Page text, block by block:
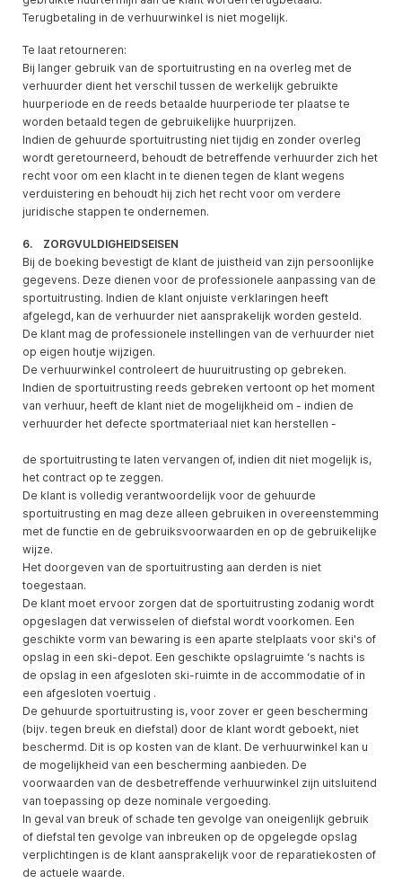
Terugbetaling in de verhuurwinkel is niet mogelijk.
Te laat retourneren:
Bij langer gebruik van de sportuitrusting en na overleg met de
verhuurder dient het verschil tussen de werkelijk gebruikte
huurperiode en de reeds betaalde huurperiode ter plaatse te
worden betaald tegen de gebruikelijke huurprijzen.
Indien de gehuurde sportuitrusting niet tijdig en zonder overleg
wordt geretourneerd, behoudt de betreffende verhuurder zich het
recht voor om een klacht in te dienen tegen de klant wegens
verduistering en behoudt hij zich het recht voor om verdere
juridische stappen te ondernemen.
6. ZORGVULDIGHEIDSEISEN
Bij de boeking bevestigt de klant de juistheid van zijn persoonlijke
gegevens. Deze dienen voor de professionele aanpassing van de
sportuitrusting. Indien de klant onjuiste verklaringen heeft
afgelegd, kan de verhuurder niet aansprakelijk worden gesteld.
De klant mag de professionele instellingen van de verhuurder niet
op eigen houtje wijzigen.
De verhuurwinkel controleert de huuruitrusting op gebreken.
Indien de sportuitrusting reeds gebreken vertoont op het moment
van verhuur, heeft de klant niet de mogelijkheid om - indien de
verhuurder het defecte sportmateriaal niet kan herstellen -
de sportuitrusting te laten vervangen of, indien dit niet mogelijk is,
het contract op te zeggen.
De klant is volledig verantwoordelijk voor de gehuurde
sportuitrusting en mag deze alleen gebruiken in overeenstemming
met de functie en de gebruiksvoorwaarden en op de gebruikelijke
wijze.
Het doorgeven van de sportuitrusting aan derden is niet
toegestaan.
De klant moet ervoor zorgen dat de sportuitrusting zodanig wordt
opgeslagen dat verwisselen of diefstal wordt voorkomen. Een
geschikte vorm van bewaring is een aparte stelplaats voor ski's of
opslag in een ski-depot. Een geschikte opslagruimte ‘s nachts is
de opslag in een afgesloten ski-ruimte in de accommodatie of in
een afgesloten voertuig .
De gehuurde sportuitrusting is, voor zover er geen bescherming
(bijv. tegen breuk en diefstal) door de klant wordt geboekt, niet
beschermd. Dit is op kosten van de klant. De verhuurwinkel kan u
de mogelijkheid van een bescherming aanbieden. De
voorwaarden van de desbetreffende verhuurwinkel zijn uitsluitend
van toepassing op deze nominale vergoeding.
In geval van breuk of schade ten gevolge van oneigenlijk gebruik
of diefstal ten gevolge van inbreuken op de opgelegde opslag
verplichtingen is de klant aansprakelijk voor de reparatiekosten of
de actuele waarde.